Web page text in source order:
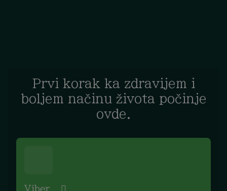
Prvi korak ka zdravijem i
boljem načinu života počinje
ovde.
Viber